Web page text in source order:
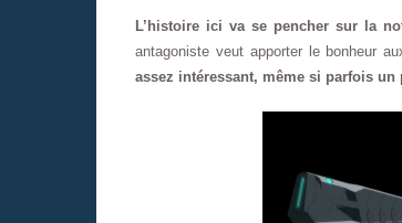
L’histoire ici va se pencher sur la
antagoniste veut apporter le bonheur
assez intéressant, même si parfois un